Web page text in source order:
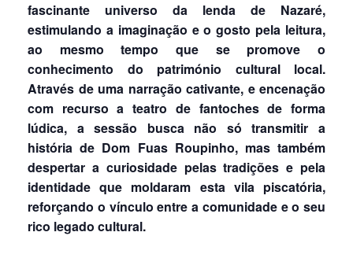
fascinante universo da lenda de Nazaré,
estimulando a imaginação e o gosto pela leitura,
ao mesmo tempo que se promove o
conhecimento do património cultural local.
Através de uma narração cativante, e encenação
com recurso a teatro de fantoches de forma
lúdica, a sessão busca não só transmitir a
história de Dom Fuas Roupinho, mas também
despertar a curiosidade pelas tradições e pela
identidade que moldaram esta vila piscatória,
reforçando o vínculo entre a comunidade e o seu
rico legado cultural.